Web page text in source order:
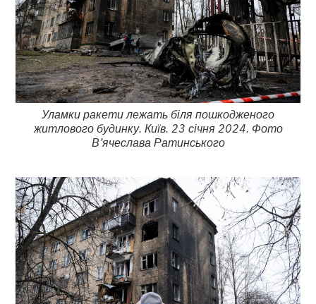
Уламки ракети лежать біля пошкодженого
житлового будинку. Київ. 23 січня 2024. Фото
В’ячеслава Ратинського